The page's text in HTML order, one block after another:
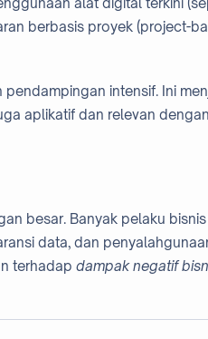
berbasis proyek (project-
intensif. Ini
aplikatif dan relevan dengan
besar. Banyak pelaku bisnis
data, dan
terhadap dampak negatif